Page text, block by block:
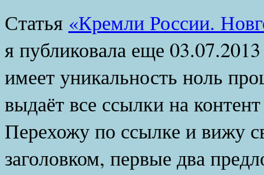
Статья «Кремли России.
я публиковала еще
имеет уникальность ноль
выдаёт все ссылки на
Перехожу по ссылке и вижу
заголовком, первые два